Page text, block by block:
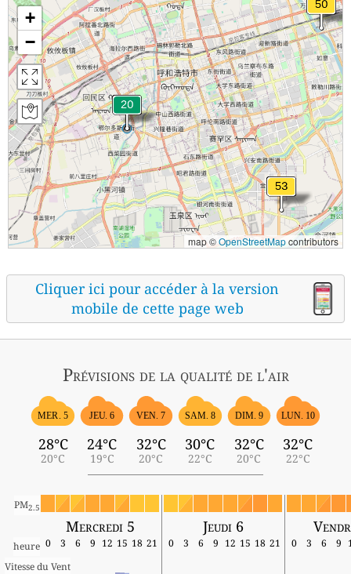
+
−
map ©OpenStreetMapcontributors
Cliquer ici pour accéder à la version
mobile de cette page web
Prévisionsde la qualité de l'air
MER. 5
28°C
20°C
JEU. 6
24°C
19°C
VEN. 7
32°C
20°C
SAM. 8
30°C
22°C
DIM. 9
32°C
20°C
LUN. 10
32°C
22°C
PM2.5
Mercredi 5 Jeudi 6
heure 0 3 6 9 12 15 18 21 0 3 6 9 12 15 18 21 0 3 6 9
Vitesse du Vent